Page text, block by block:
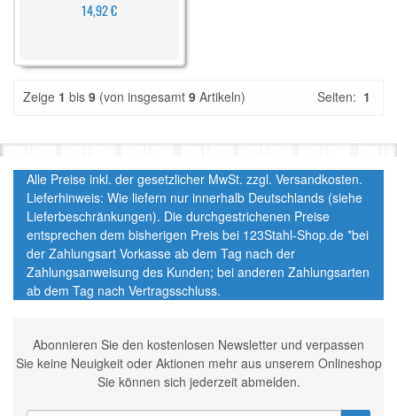
14,92 €
Zeige 1 bis 9 (von insgesamt 9 Artikeln) Seiten: 1
Alle Preise inkl. der gesetzlicher MwSt. zzgl. Versandkosten.
Lieferhinweis: Wie liefern nur innerhalb Deutschlands (siehe
Lieferbeschränkungen). Die durchgestrichenen Preise
entsprechen dem bisherigen Preis bei 123Stahl-Shop.de *bei
der Zahlungsart Vorkasse ab dem Tag nach der
Zahlungsanweisung des Kunden; bei anderen Zahlungsarten
ab dem Tag nach Vertragsschluss.
Abonnieren Sie den kostenlosen Newsletter und verpassen
Sie keine Neuigkeit oder Aktionen mehr aus unserem Onlineshop
Sie können sich jederzeit abmelden.